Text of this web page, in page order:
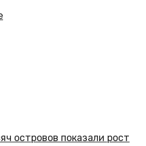
островов показали рост